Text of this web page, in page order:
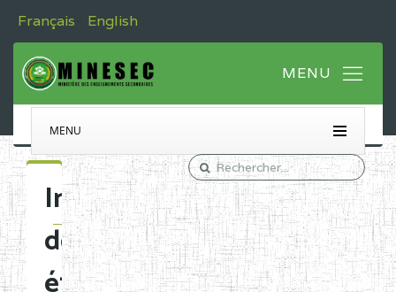
Français English
MENU
Immatriculation
des